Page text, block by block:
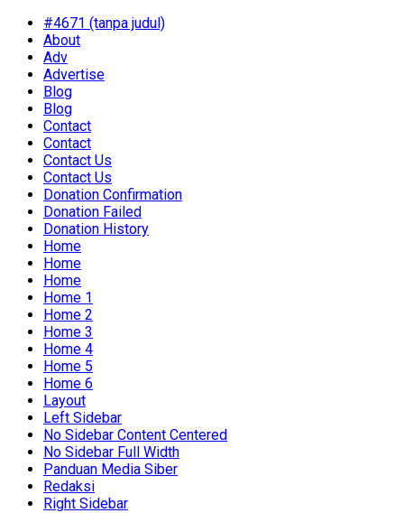
#4671 (tanpa judul)
About
Adv
Advertise
Blog
Blog
Contact
Contact
Contact Us
Contact Us
Donation Confirmation
Donation Failed
Donation History
Home
Home
Home
Home 1
Home 2
Home 3
Home 4
Home 5
Home 6
Layout
Left Sidebar
No Sidebar Content Centered
No Sidebar Full Width
Panduan Media Siber
Redaksi
Right Sidebar